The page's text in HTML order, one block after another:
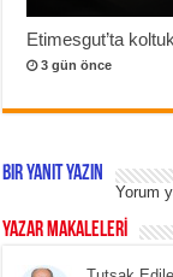
Etimesgut’ta
3 gün önce
Bir yanıt yazın
Yorum
YAZAR MAKALELERİ